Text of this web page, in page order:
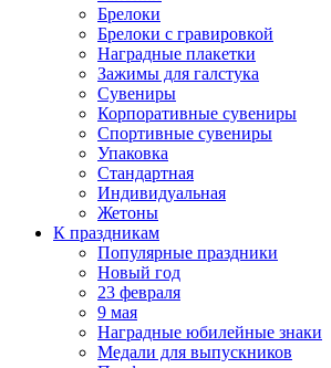
Брелоки
Брелоки с гравировкой
Наградные плакетки
Зажимы для галстука
Сувениры
Корпоративные сувениры
Спортивные сувениры
Упаковка
Стандартная
Индивидуальная
Жетоны
К праздникам
Популярные праздники
Новый год
23 февраля
9 мая
Наградные юбилейные знаки
Медали для выпускников